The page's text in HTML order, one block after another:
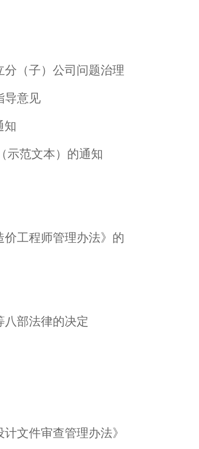
（子）公司问题治理
导意见
知
示范文本）的通知
工程师管理办法》的
部法律的决定
文件审查管理办法》